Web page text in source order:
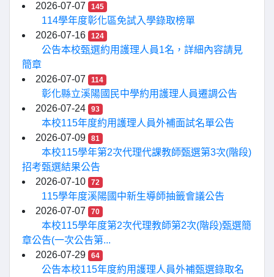
2026-07-07
145
114學年度彰化區免試入學錄取榜單
2026-07-16
124
公告本校甄選約用護理人員1名，詳細內容請見
簡章
2026-07-07
114
彰化縣立溪陽國民中學約用護理人員遷調公告
2026-07-24
93
本校115年度約用護理人員外補面試名單公告
2026-07-09
81
本校115學年第2次代理代課教師甄選第3次(階段)
招考甄選結果公告
2026-07-10
72
115學年度溪陽國中新生導師抽籤會議公告
2026-07-07
70
本校115學年度第2次代理教師第2次(階段)甄選簡
章公告(一次公告第...
2026-07-29
64
公告本校115年度約用護理人員外補甄選錄取名